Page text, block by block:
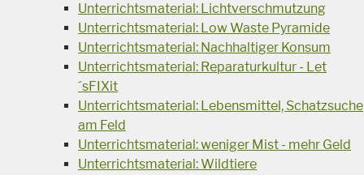
Unterrichtsmaterial: Lichtverschmutzung
Unterrichtsmaterial: Low Waste Pyramide
Unterrichtsmaterial: Nachhaltiger Konsum
Unterrichtsmaterial: Reparaturkultur - Let
´sFIXit
Unterrichtsmaterial: Lebensmittel, Schatzsuche
am Feld
Unterrichtsmaterial: weniger Mist - mehr Geld
Unterrichtsmaterial: Wildtiere